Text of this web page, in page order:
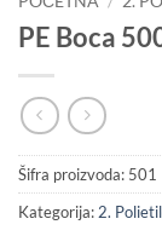
PE Boca
Šifra proizvoda: 501
Kategorija: 2.